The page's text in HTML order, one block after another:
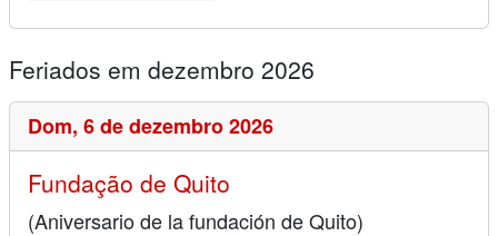
Feriados em dezembro 2026
Dom, 6 de dezembro 2026
Fundação de Quito
(Aniversario de la fundación de Quito)